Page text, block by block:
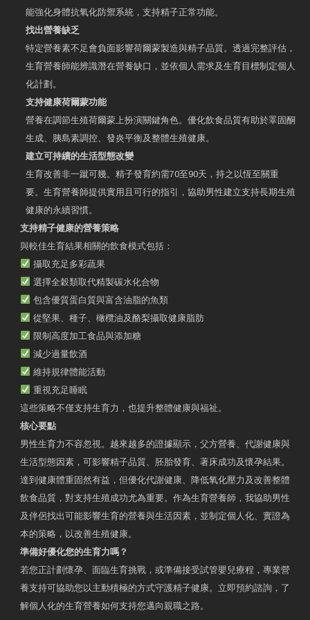
能強化身體抗氧化防禦系統，支持精子正常功能。
找出營養缺乏
特定營養素不足會負面影響荷爾蒙製造與精子品質。透過完整評估，
生育營養師能辨識潛在營養缺口，並依個人需求及生育目標制定個人
化計劃。
支持健康荷爾蒙功能
營養在調節生殖荷爾蒙上扮演關鍵角色。優化飲食品質有助於睪固酮
生成、胰島素調控、發炎平衡及整體生殖健康。
建立可持續的生活型態改變
生育改善非一蹴可幾。精子發育約需70至90天，持之以恆至關重
要。生育營養師提供實用且可行的指引，協助男性建立支持長期生殖
健康的永續習慣。
支持精子健康的營養策略
與較佳生育結果相關的飲食模式包括：
攝取充足多彩蔬果
選擇全穀類取代精製碳水化合物
包含優質蛋白質與富含油脂的魚類
從堅果、種子、橄欖油及酪梨攝取健康脂肪
限制高度加工食品與添加糖
減少過量飲酒
維持規律體能活動
重視充足睡眠
這些策略不僅支持生育力，也提升整體健康與福祉。
核心要點
男性生育力不容忽視。越來越多的證據顯示，父方營養、代謝健康與
生活型態因素，可影響精子品質、胚胎發育、著床成功及懷孕結果。
達到健康體重固然有益，但優化代謝健康、降低氧化壓力及改善整體
飲食品質，對支持生殖成功尤為重要。作為生育營養師，我協助男性
及伴侶找出可能影響生育的營養與生活因素，並制定個人化、實證為
本的策略，以改善生殖健康。
準備好優化您的生育力嗎？
若您正計劃懷孕、面臨生育挑戰，或準備接受試管嬰兒療程，專業營
養支持可協助您以主動積極的方式守護精子健康。立即預約諮詢，了
解個人化的生育營養如何支持您邁向親職之路。